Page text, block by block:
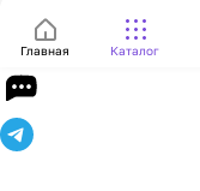
Главная Каталог